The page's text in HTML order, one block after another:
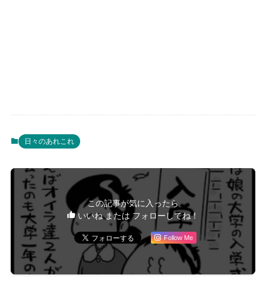
日々のあれこれ
この記事が気に入ったら
いいね または フォローしてね！
Follow Me